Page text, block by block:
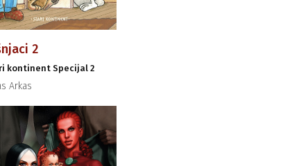
2
kontinent Specijal 2
Arkas